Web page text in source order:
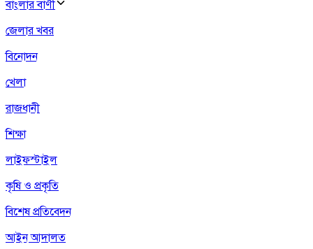
বাংলার বাণী
জেলার খবর
বিনোদন
খেলা
রাজধানী
শিক্ষা
লাইফস্টাইল
কৃষি ও প্রকৃতি
বিশেষ প্রতিবেদন
আইন আদালত